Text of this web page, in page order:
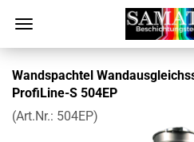
Wandspachtel
ProfiLine-S 504EP
(Art.Nr.: 504EP)